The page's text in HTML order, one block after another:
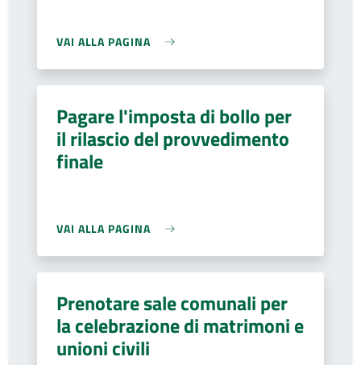
VAI ALLA PAGINA
Pagare l'imposta di bollo per
il rilascio del provvedimento
finale
VAI ALLA PAGINA
Prenotare sale comunali per
la celebrazione di matrimoni e
unioni civili